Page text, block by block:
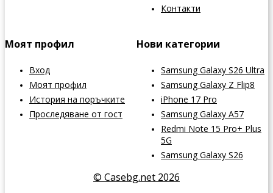
Контакти
Моят профил
Вход
Моят профил
История на поръчките
Проследяване от гост
Нови категории
Samsung Galaxy S26 Ultra
Samsung Galaxy Z Flip8
iPhone 17 Pro
Samsung Galaxy A57
Redmi Note 15 Pro+ Plus
5G
Samsung Galaxy S26
© Casebg.net 2026